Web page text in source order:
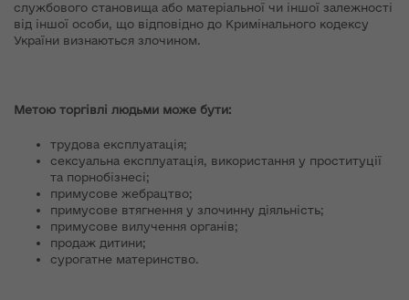
службового становища або матеріальної чи іншої залежності
від іншої особи, що відповідно до Кримінального кодексу
України визнаються злочином.
Метою торгівлі людьми може бути:
трудова експлуатація;
сексуальна експлуатація, використання у проституції
та порнобізнесі;
примусове жебрацтво;
примусове втягнення у злочинну діяльність;
примусове вилучення органів;
продаж дитини;
сурогатне материнство.